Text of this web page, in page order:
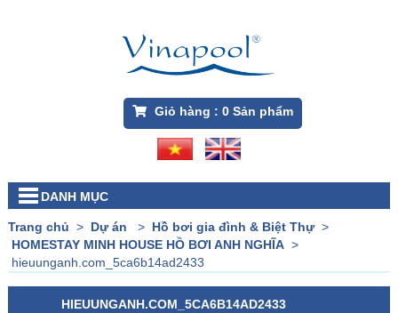
Giỏ hàng : 0Sản phẩm
DANH MỤC
Trang chủ > Dự án > Hồ bơi gia đình & Biệt Thự>
HOMESTAY MINH HOUSE HỒ BƠI ANH NGHĨA>
hieuunganh.com_5ca6b14ad2433
HIEUUNGANH.COM_5CA6B14AD2433